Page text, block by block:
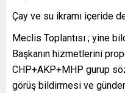
Çay ve su ikramı içeride
Meclis Toplantısı ; yine
Başkanın hizmetlerini
CHP+AKP+MHP gurup
görüş bildirmesi ve